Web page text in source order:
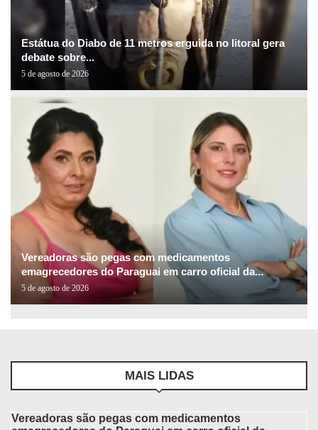
Estátua do Diabo de 11 metros erguida no litoral gera
debate sobre...
5 de agosto de 2026
Vereadoras são pegas com medicamentos
emagrecedores do Paraguai em carro oficial da...
5 de agosto de 2026
MAIS LIDAS
Vereadoras são pegas com medicamentos